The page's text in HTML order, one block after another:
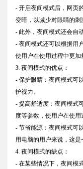
- 开启夜间模式后，网页
变暗，以减少对眼睛的刺
- 此外，夜间模式还会自
- 夜间模式还可以根据用
使用户在使用过程中更加
3. 夜间模式的优点：
- 保护眼睛：夜间模式可
护视力。
- 提高舒适度：夜间模式
度等参数，使用户在使用
- 节省能源：夜间模式可
用电脑的用户来说，这是
4. 夜间模式的缺点：
- 在某些情况下，夜间模